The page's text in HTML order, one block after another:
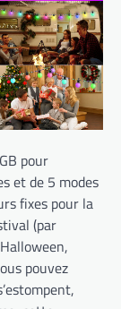
pour
et de 5 modes
fixes pour la
(par
pouvez